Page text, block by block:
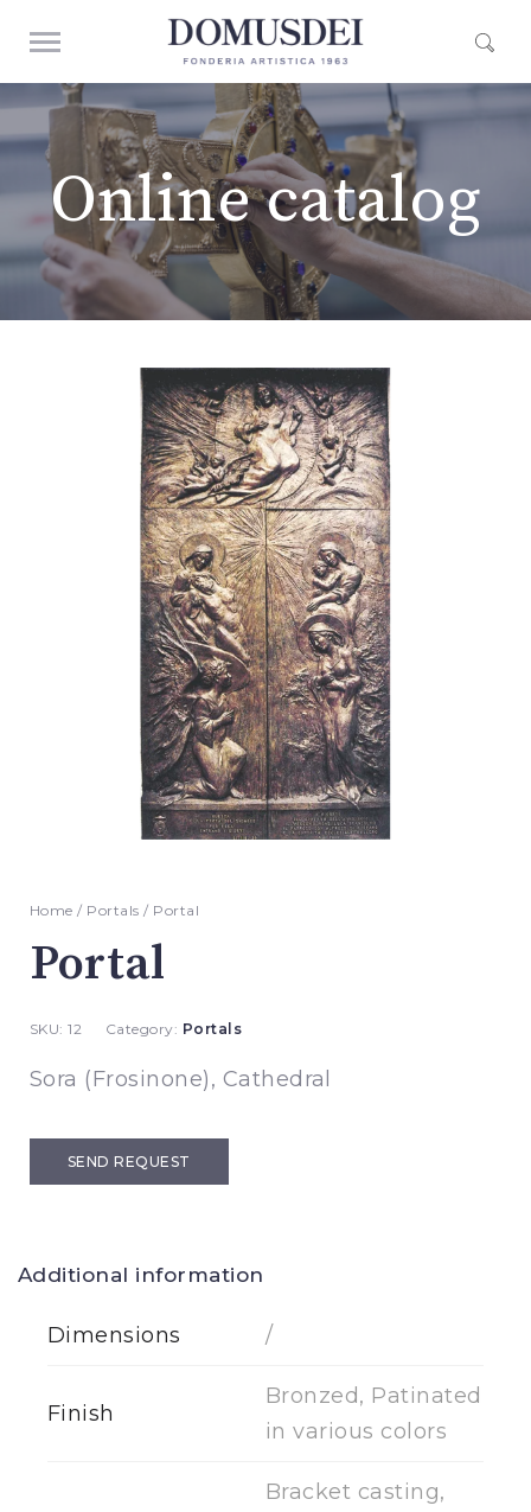
Online catalog
Home / Portals / Portal
Portal
SKU:12 Category: Portals
Sora (Frosinone), Cathedral
SEND REQUEST
Additional information
Dimensions /
Finish
Bronzed, Patinated
in various colors
Bracket casting,